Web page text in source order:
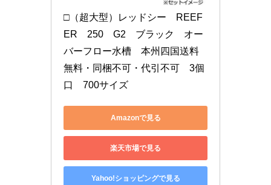
□（超大型）レッドシー　REEF
ER　250　G2　ブラック　オー
バーフロー水槽　本州四国送料
無料・同梱不可・代引不可　3個
口　700サイズ
Amazonで見る
楽天市場で見る
Yahoo!ショッピングで見る